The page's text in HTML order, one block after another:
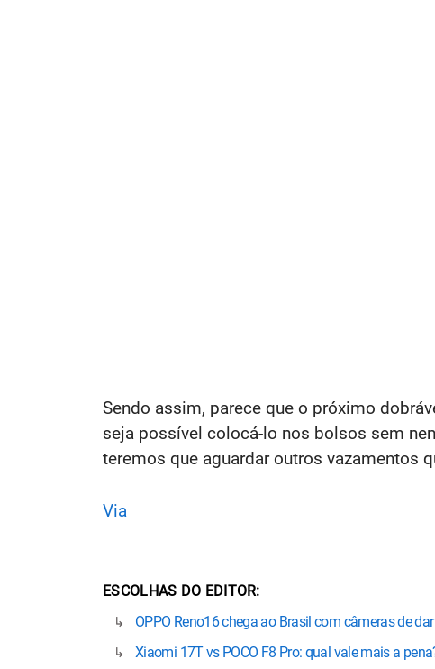
Sendo assim, parece que o próximo
seja possível colocá-lo nos bolsos sem
teremos que aguardar outros vazamentos
Via
ESCOLHAS DO EDITOR
OPPO Reno16 chega ao Brasil com câmeras de
Xiaomi 17T vs POCO F8 Pro: qual vale mais a